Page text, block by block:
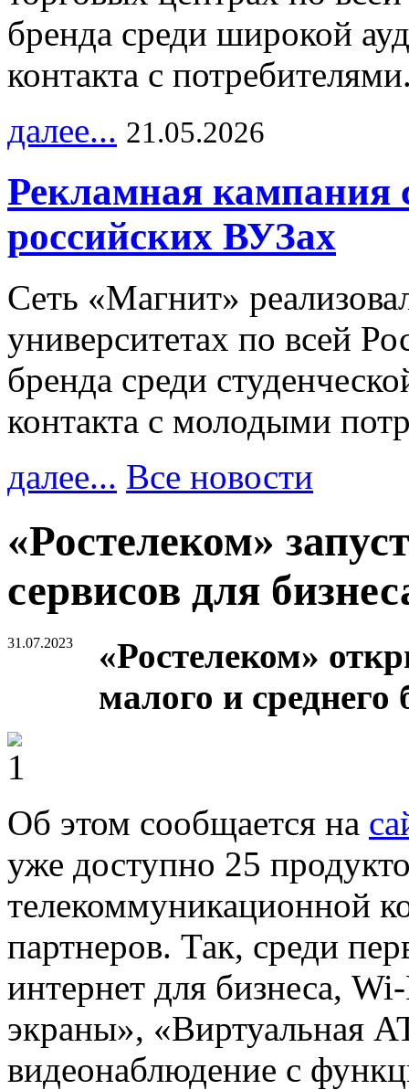
бренда среди широкой
контакта с
далее... 21.05.2026
Рекламная кампания
российских ВУЗах
Сеть «Магнит»
университетах по всей
бренда среди
контакта с молодыми
далее... Все новости
«Ростелеком»
сервисов для
31.07.2023
«Ростелеком»
малого и среднего
Об этом сообщается на
уже доступно 25
телекоммуникационной
партнеров. Так, среди
интернет для бизнеса,
экраны», «Виртуальная
видеонаблюдение с